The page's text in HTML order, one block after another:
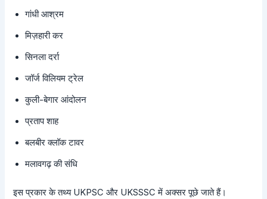
गांधी आश्रम
मिज़हारी कर
सिनला दर्रा
जॉर्ज विलियम ट्रेल
कुली-बेगार आंदोलन
प्रताप शाह
बलबीर क्लॉक टावर
मलावगढ़ की संधि
इस प्रकार के तथ्य UKPSC और UKSSSC में अक्सर पूछे जाते हैं।